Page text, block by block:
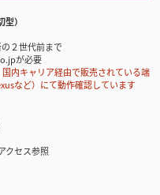
）
２世代前まで
が必要
内キャリア経由で販売されている端
など）にて動作確認しています
クセス参照